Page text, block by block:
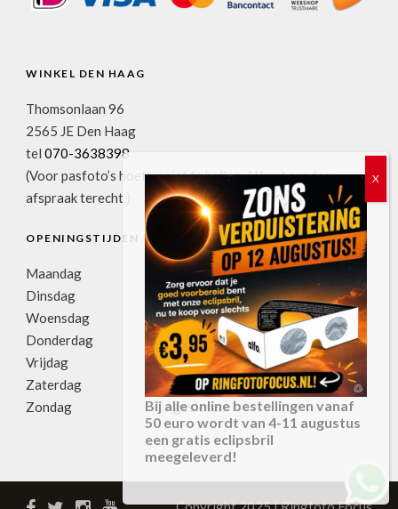
WINKEL DEN HAAG
Thomsonlaan 96
2565 JE Den Haag
tel 070-3638398
(Voor pasfoto’s hoeft u niet te bellen. U kunt zonder
afspraak terecht.)
OPENINGSTIJDEN
Maandag
11:00u-17:30u
Dinsdag
09:00u-17:30u
Woensdag
09:00u-17:30u
Donderdag
09:00u-17:30u
Vrijdag
09:00u-17:30u
Zaterdag
09:00u-17:00u
Zondag
gesloten
Bij alle online bestellingen vanaf
50 euro wordt van 4-11 augustus
een gratis eclipsbril
meegeleverd!